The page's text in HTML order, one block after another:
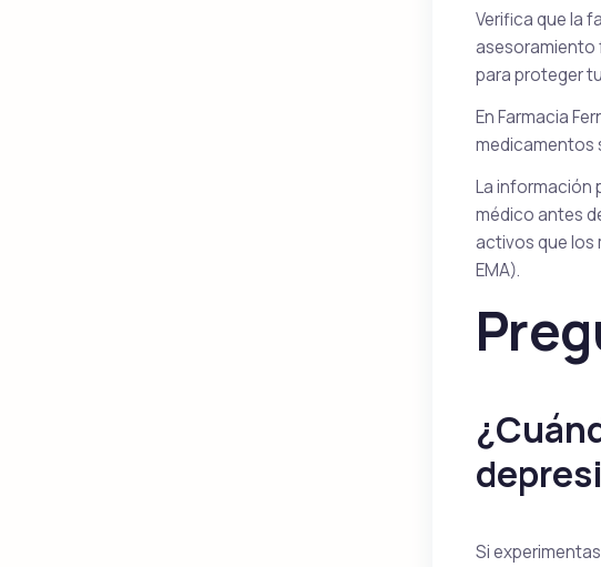
Verifica que la
asesoramiento
para proteger
En Farmacia
medicamentos
La información
médico antes
activos que los
EMA).
Si